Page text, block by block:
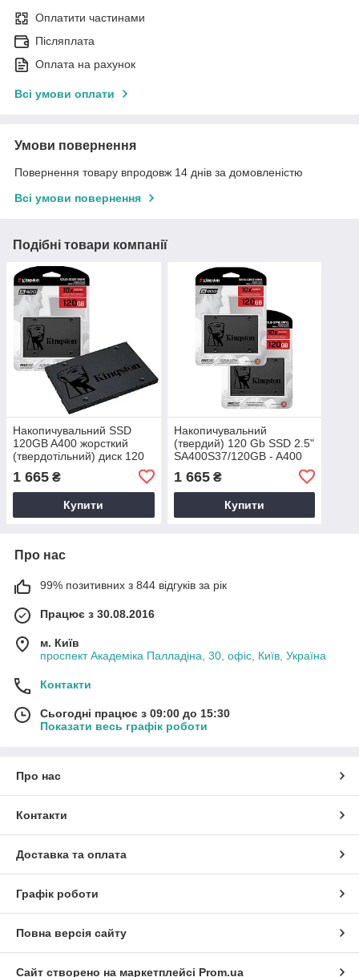
Оплатити частинами
Післяплата
Оплата на рахунок
Всі умови оплати
Умови повернення
Повернення товару впродовж 14 днів за домовленістю
Всі умови повернення
Подібні товари компанії
Накопичувальний SSD
120GB A400 жорсткий
(твердотільний) диск 120
SA400S37/120GB 2.5"
1 665 ₴
Купити
Накопичувальний
(твердий) 120 Gb SSD 2.5"
SA400S37/120GB - A400
твердотільний диск 120 ГБ
1 665₴
Купити
Про нас
99% позитивних з 844 відгуків за рік
Працює з 30.08.2016
м. Київ
проспект Академіка Палладіна, 30, офіс, Київ, Україна
Контакти
Сьогодні працює з 09:00 до 15:30
Показати весь графік роботи
Про нас
Контакти
Доставка та оплата
Графік роботи
Повна версія сайту
Сайт створено на маркетплейсі Prom.ua